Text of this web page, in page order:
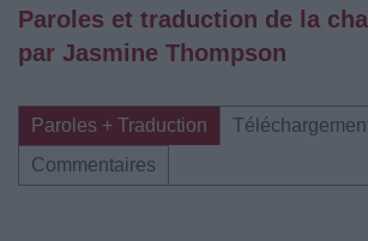
Paroles et traduction de la
par Jasmine Thompson
Paroles + Traduction
Commentaires